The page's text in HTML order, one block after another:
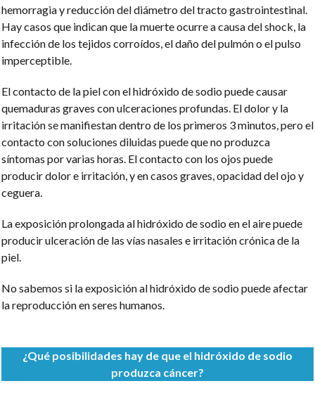
hemorragia y reducción del diámetro del tracto gastrointestinal.
Hay casos que indican que la muerte ocurre a causa del shock, la
infección de los tejidos corroídos, el daño del pulmón o el pulso
imperceptible.
El contacto de la piel con el hidróxido de sodio puede causar
quemaduras graves con ulceraciones profundas. El dolor y la
irritación se manifiestan dentro de los primeros 3 minutos, pero el
contacto con soluciones diluidas puede que no produzca
síntomas por varias horas. El contacto con los ojos puede
producir dolor e irritación, y en casos graves, opacidad del ojo y
ceguera.
La exposición prolongada al hidróxido de sodio en el aire puede
producir ulceración de las vías nasales e irritación crónica de la
piel.
No sabemos si la exposición al hidróxido de sodio puede afectar
la reproducción en seres humanos.
¿Qué posibilidades hay de que el hidróxido de sodio
produzca cáncer?